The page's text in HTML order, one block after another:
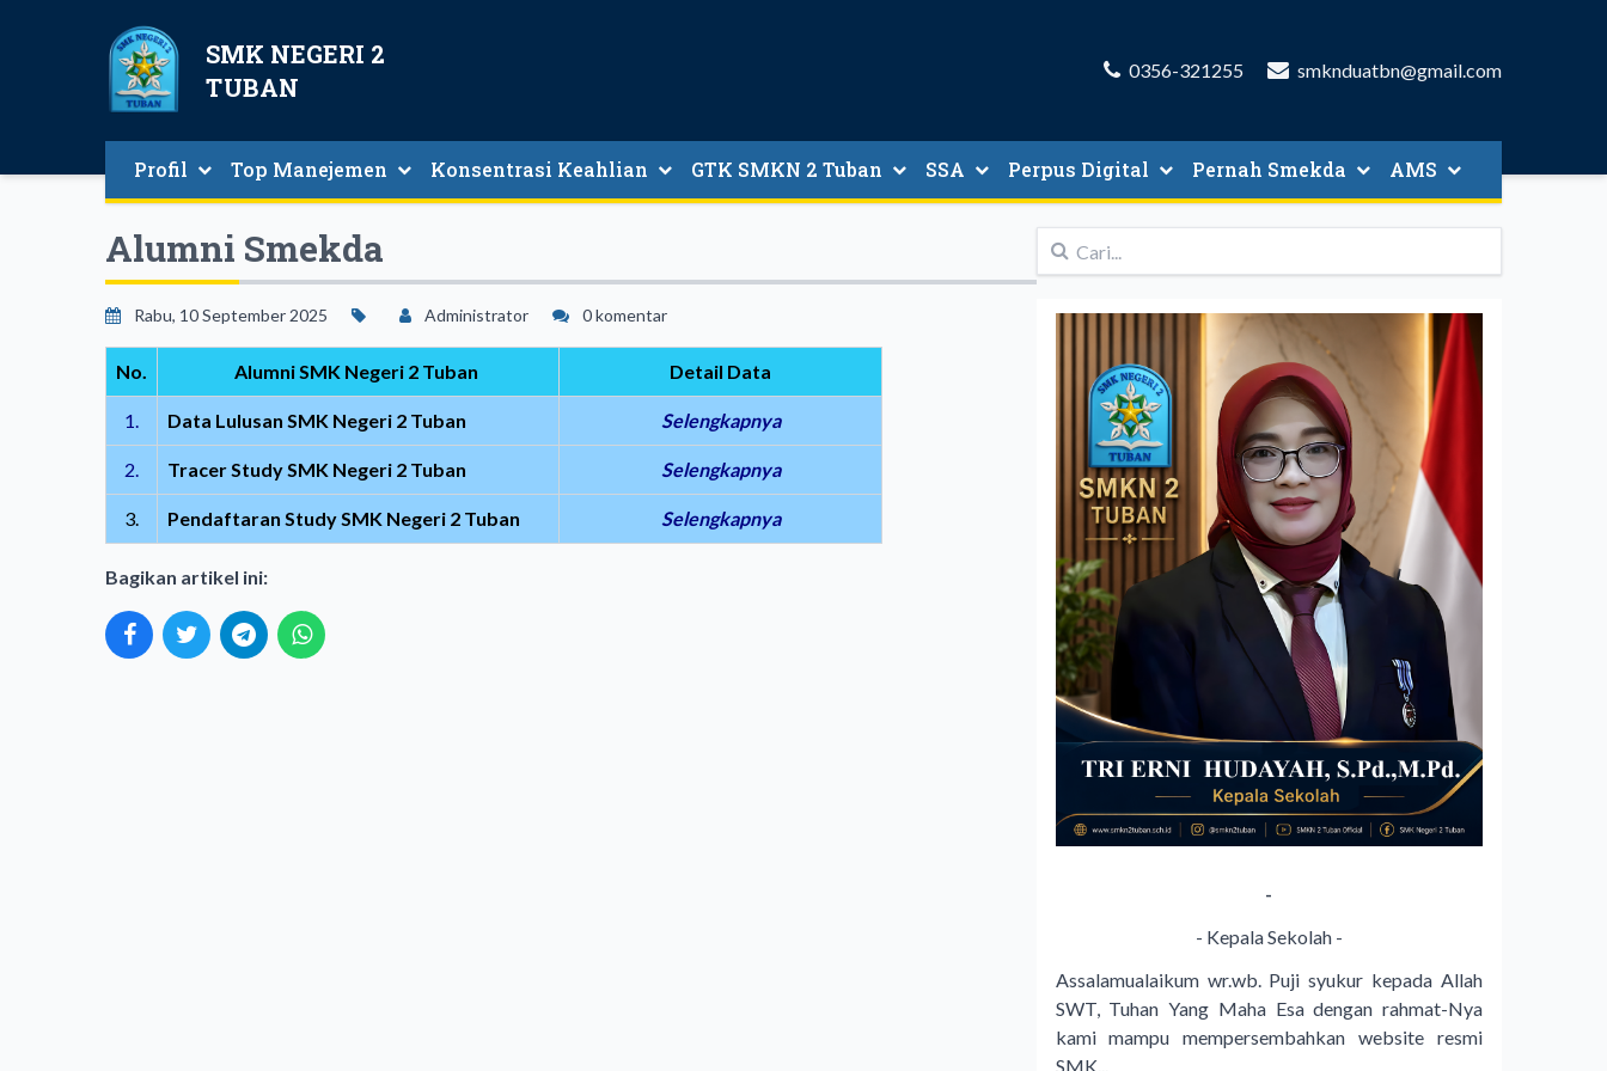
SMK NEGERI 2
TUBAN
0356-321255 smknduatbn@gmail.com
Profil Top Manejemen Konsentrasi Keahlian GTK SMKN 2 Tuban SSA Perpus Digital Pernah Smekda AMS
Alumni Smekda
Rabu, 10 September 2025 Administrator 0 komentar
No. Alumni SMK Negeri 2 Tuban Detail Data
1. Data Lulusan SMK Negeri 2 Tuban Selengkapnya
2. Tracer Study SMK Negeri 2 Tuban Selengkapnya
3. Pendaftaran Study SMK Negeri 2 Tuban Selengkapnya
Bagikan artikel ini:
-
- Kepala Sekolah -
Assalamualaikum wr.wb. Puji syukur kepada Allah
SWT, Tuhan Yang Maha Esa dengan rahmat-Nya
kami mampu mempersembahkan website resmi
SMK...